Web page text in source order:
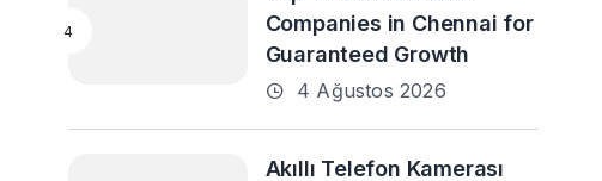
Companies in Chennai for
Guaranteed Growth
4 Ağustos 2026
Akıllı Telefon Kamerası